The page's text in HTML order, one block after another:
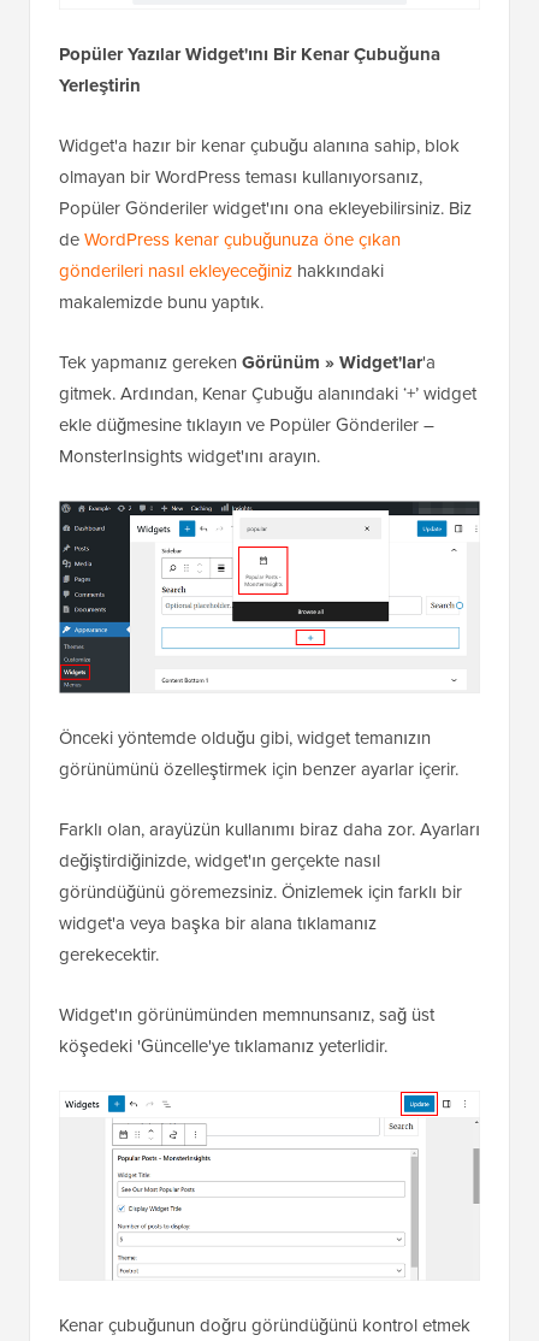
Popüler Yazılar Widget'ını Bir Kenar Çubuğuna
Yerleştirin
Widget'a hazır bir kenar çubuğu alanına sahip, blok
olmayan bir WordPress teması kullanıyorsanız,
Popüler Gönderiler widget'ını ona ekleyebilirsiniz. Biz
deWordPress kenar çubuğunuza öne çıkan
gönderileri nasıl ekleyeceğiniz hakkındaki
makalemizde bunu yaptık.
Tek yapmanız gereken Görünüm » Widget'lar'a
gitmek. Ardından, Kenar Çubuğu alanındaki ‘+’ widget
ekle düğmesine tıklayın ve Popüler Gönderiler –
MonsterInsights widget'ını arayın.
Önceki yöntemde olduğu gibi, widget temanızın
görünümünü özelleştirmek için benzer ayarlar içerir.
Farklı olan, arayüzün kullanımı biraz daha zor. Ayarları
değiştirdiğinizde, widget'ın gerçekte nasıl
göründüğünü göremezsiniz. Önizlemek için farklı bir
widget'a veya başka bir alana tıklamanız
gerekecektir.
Widget'ın görünümünden memnunsanız, sağ üst
köşedeki 'Güncelle'ye tıklamanız yeterlidir.
Kenar çubuğunun doğru göründüğünü kontrol etmek